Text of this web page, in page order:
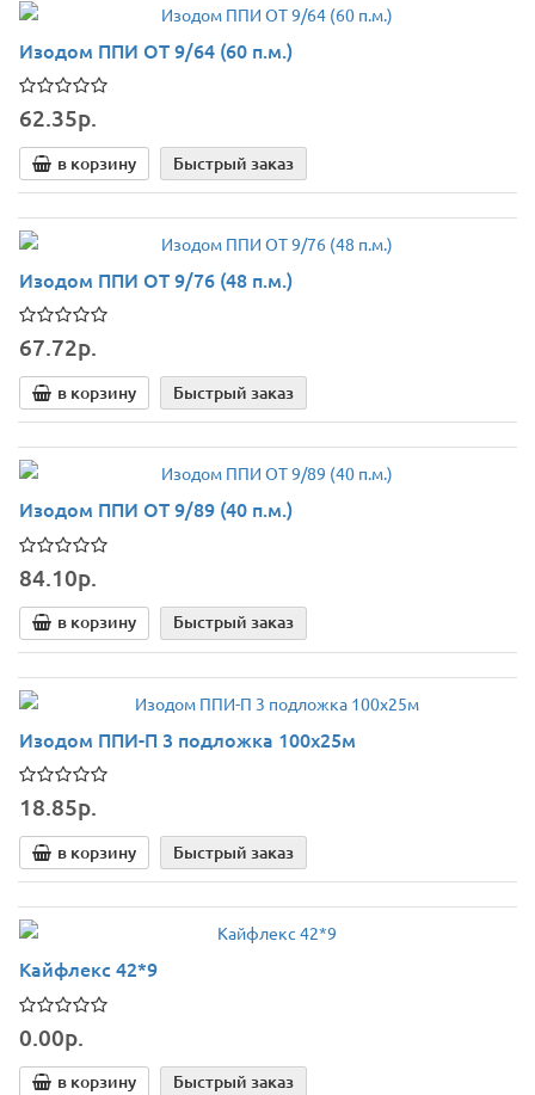
Изодом ППИ ОТ 9/64 (60 п.м.)
62.35р.
в корзину Быстрый заказ
Изодом ППИ ОТ 9/76 (48 п.м.)
67.72р.
в корзину Быстрый заказ
Изодом ППИ ОТ 9/89 (40 п.м.)
84.10р.
в корзину Быстрый заказ
Изодом ППИ-П 3 подложка 100х25м
18.85р.
в корзину Быстрый заказ
Кайфлекс 42*9
0.00р.
в корзину Быстрый заказ